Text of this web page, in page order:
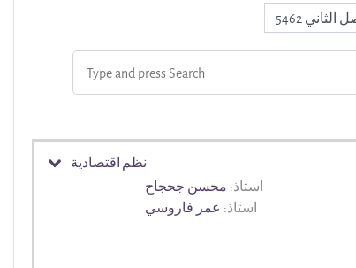
نظم اقتصادية
استاذ: محسن جحجاح
استاذ: عمر فاروسي